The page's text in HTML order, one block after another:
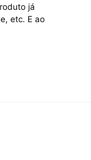
já
etc. E ao